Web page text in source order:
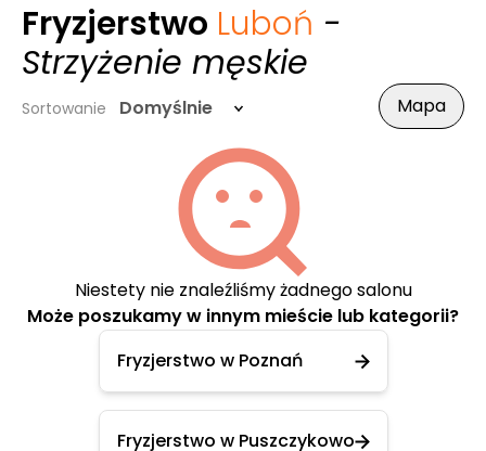
Fryzjerstwo Luboń -
Strzyżenie męskie
Sortowanie Domyślnie Mapa
Niestety nie znaleźliśmy żadnego salonu
Może poszukamy w innym mieście lub kategorii?
Fryzjerstwo w Poznań
Fryzjerstwo w Puszczykowo